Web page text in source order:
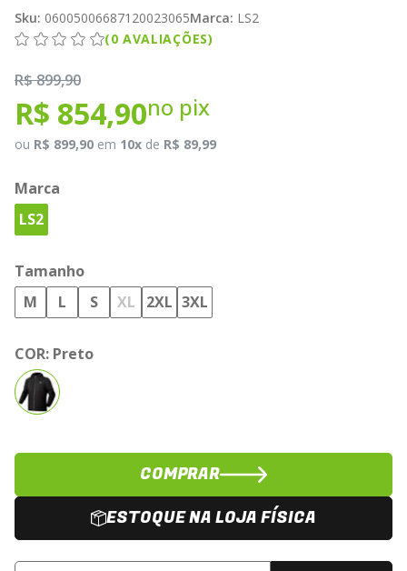
Sku: 06005006687120023065Marca: LS2
(0 AVALIAÇÕES)
R$ 899,90
R$ 854,90no pix
ou R$ 899,90 em 10x de R$ 89,99
Marca
LS2
Tamanho
M
L S XL 2XL 3XL
COR: Preto
COMPRAR
ESTOQUE NA LOJA FÍSICA